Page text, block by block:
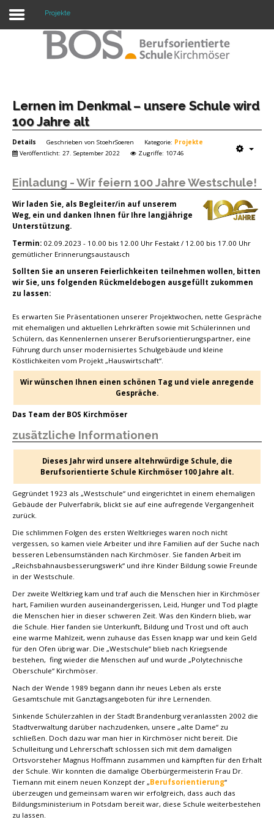
Warning: "continue" targeting switch is equivalent
Home
Profil
Unsere Schule
Unterricht
Termine
Mitwirkung
Kontakt
Projekte
Lernen im Denkmal – unsere Schule wird
100 Jahre alt
Details Geschrieben von StoehrSoeren Kategorie: Projekte
Veröffentlicht: 27. September 2022
Zugriffe: 10746
Einladung - Wir feiern 100 Jahre Westschule!
Wir laden Sie, als Begleiter/in auf unserem
Weg, ein und danken Ihnen für Ihre langjährige
Unterstützung.
Termin: 02.09.2023 - 10.00 bis 12.00 Uhr Festakt / 12.00 bis 17.00 Uhr
gemütlicher Erinnerungsaustausch
Sollten Sie an unseren Feierlichkeiten teilnehmen wollen, bitten
wir Sie, uns folgenden Rückmeldebogen ausgefüllt zukommen
zu lassen:
Es erwarten Sie Präsentationen unserer Projektwochen, nette Gespräche
mit ehemaligen und aktuellen Lehrkräften sowie mit Schülerinnen und
Schülern, das Kennenlernen unserer Berufsorientierungspartner, eine
Führung durch unser modernisiertes Schulgebäude und kleine
Köstlichkeiten vom Projekt „Hauswirtschaft“.
Wir wünschen Ihnen einen schönen Tag und viele anregende
Gespräche.
Das Team der BOS Kirchmöser
zusätzliche Informationen
Dieses Jahr wird unsere altehrwürdige Schule, die
Berufsorientierte Schule Kirchmöser 100 Jahre alt.
Gegründet 1923 als „Westschule“ und eingerichtet in einem ehemaligen
Gebäude der Pulverfabrik, blickt sie auf eine aufregende Vergangenheit
zurück.
Die schlimmen Folgen des ersten Weltkrieges waren noch nicht
vergessen, so kamen viele Arbeiter und ihre Familien auf der Suche nach
besseren Lebensumständen nach Kirchmöser. Sie fanden Arbeit im
„Reichsbahnausbesserungswerk“ und ihre Kinder Bildung sowie Freunde
in der Westschule.
Der zweite Weltkrieg kam und traf auch die Menschen hier in Kirchmöser
hart, Familien wurden auseinandergerissen, Leid, Hunger und Tod plagte
die Menschen hier in dieser schweren Zeit. Was den Kindern blieb, war
die Schule. Hier fanden sie Unterkunft, Bildung und Trost und oft auch
eine warme Mahlzeit, wenn zuhause das Essen knapp war und kein Geld
für den Ofen übrig war. Die „Westschule“ blieb nach Kriegsende
bestehen, fing wieder die Menschen auf und wurde „Polytechnische
Oberschule“ Kirchmöser.
Nach der Wende 1989 begann dann ihr neues Leben als erste
Gesamtschule mit Ganztagsangeboten für ihre Lernenden.
Sinkende Schülerzahlen in der Stadt Brandenburg veranlassten 2002 die
Stadtverwaltung darüber nachzudenken, unsere „alte Dame“ zu
schließen. Doch dazu war man hier in Kirchmöser nicht bereit. Die
Schulleitung und Lehrerschaft schlossen sich mit dem damaligen
Ortsvorsteher Magnus Hoffmann zusammen und kämpften für den Erhalt
der Schule. Wir konnten die damalige Oberbürgermeisterin Frau Dr.
Tiemann mit einem neuen Konzept der „Berufsorientierung“
überzeugen und gemeinsam waren wir erfolgreich, dass auch das
Bildungsministerium in Potsdam bereit war, diese Schule weiterbestehen
zu lassen.